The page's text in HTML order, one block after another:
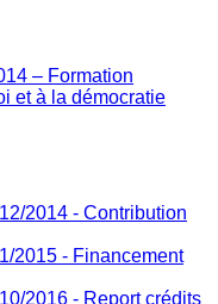
– Formation
et à la démocratie
2014 - Contribution
2015 - Financement
2016 - Report crédits